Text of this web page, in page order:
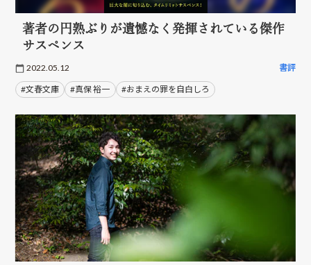
著者の円熟ぶりが遺憾なく発揮されている傑作
サスペンス
2022.05.12 書評
#文春文庫 #真保 裕一 #おまえの罪を自白しろ